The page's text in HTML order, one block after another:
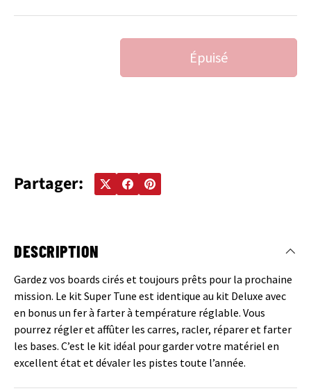
AUGMENTER LA QUANTITÉ
Épuisé
Partager:
DESCRIPTION
Gardez vos boards cirés et toujours prêts pour la prochaine
mission. Le kit Super Tune est identique au kit Deluxe avec
en bonus un fer à farter à température réglable. Vous
pourrez régler et affûter les carres, racler, réparer et farter
les bases. C’est le kit idéal pour garder votre matériel en
excellent état et dévaler les pistes toute l’année.